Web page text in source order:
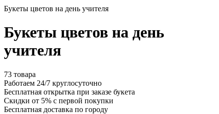
Букеты цветов на день учителя
Букеты цветов на день
учителя
73 товара
Работаем 24/7 круглосуточно
Бесплатная открытка при заказе букета
Скидки от 5% с первой покупки
Бесплатная доставка по городу